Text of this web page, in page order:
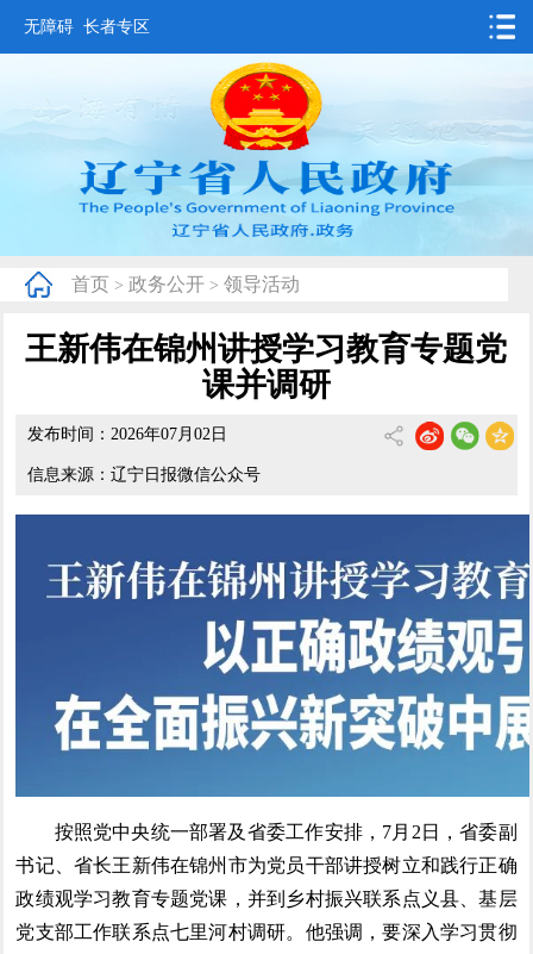
无障碍 长者专区
要闻动态
政务公开
互动交流
数据发布
首页 > 政务公开 > 领导活动
王新伟在锦州讲授学习教育专题党
课并调研
发布时间：2026年07月02日
信息来源：辽宁日报微信公众号
按照党中央统一部署及省委工作安排，7月2日，省委副
书记、省长王新伟在锦州市为党员干部讲授树立和践行正确
政绩观学习教育专题党课，并到乡村振兴联系点义县、基层
党支部工作联系点七里河村调研。他强调，要深入学习贯彻